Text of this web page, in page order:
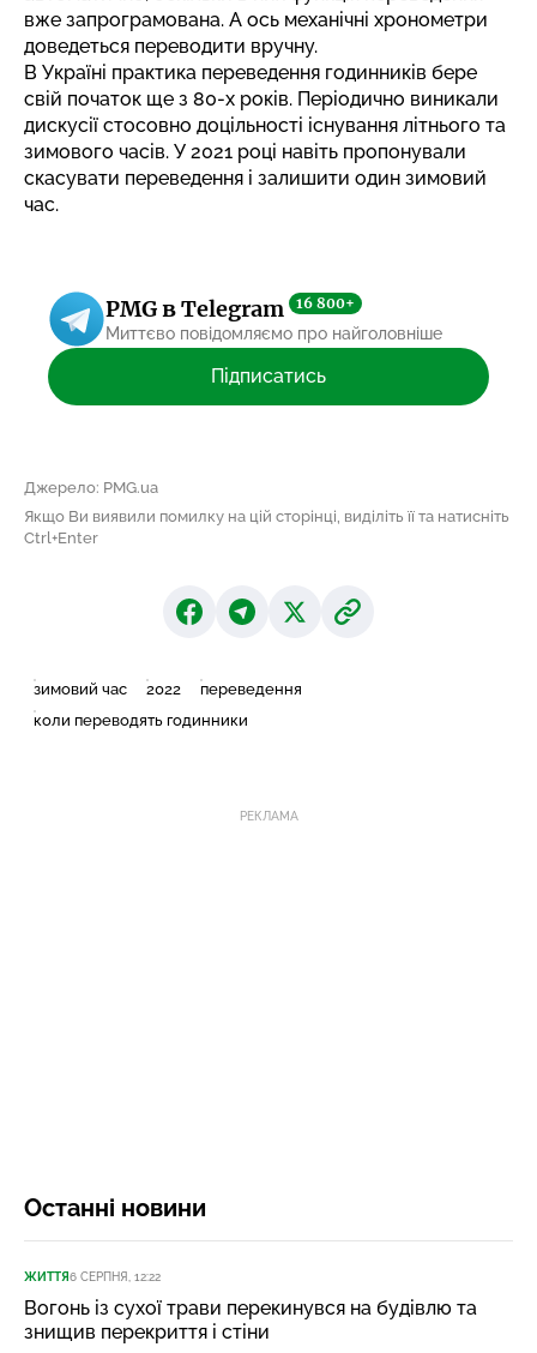
вже запрограмована. А ось механічні хронометри
доведеться переводити вручну.
В Україні практика переведення годинників бере
свій початок ще з 80-х років. Періодично виникали
дискусії стосовно доцільності існування літнього та
зимового часів. У 2021 році навіть пропонували
скасувати переведення і залишити один зимовий
час.
PMG в Telegram 16 800+
Миттєво повідомляємо про найголовніше
Підписатись
Джерело: PMG.ua
Якщо Ви виявили помилку на цій сторінці, виділіть її та натисніть
Ctrl+Enter
зимовий час 2022
переведення
коли переводять годинники
РЕКЛАМА
Останні новини
ЖИТТЯ6 СЕРПНЯ, 12:22
Вогонь із сухої трави перекинувся на будівлю та
знищив перекриття і стіни